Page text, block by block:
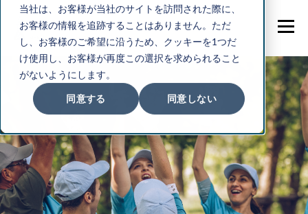
当社は、お客様が当社のサイトを訪問された際に、
お客様の情報を追跡することはありません。ただ
し、お客様のご希望に沿うため、クッキーを1つだ
け使用し、お客様が再度この選択を求められること
がないようにします。
同意する 同意しない